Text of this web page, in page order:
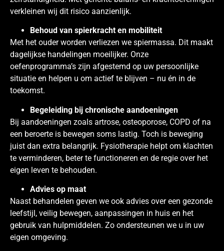
verkleinen wij dit risico aanzienlijk.
Behoud van spierkracht en mobiliteit
Met het ouder worden verliezen we spiermassa. Dit maakt
dagelijkse handelingen moeilijker. Onze
oefenprogramma’s zijn afgestemd op uw persoonlijke
situatie en helpen u om actief te blijven – nu én in de
toekomst.
Begeleiding bij chronische aandoeningen
Bij aandoeningen zoals artrose, osteoporose, COPD of na
een beroerte is bewegen soms lastig. Toch is beweging
juist dan extra belangrijk. Fysiotherapie helpt om klachten
te verminderen, beter te functioneren en de regie over het
eigen leven te behouden.
Advies op maat
Naast behandelen geven we ook advies over een gezonde
leefstijl, veilig bewegen, aanpassingen in huis en het
gebruik van hulpmiddelen. Zo ondersteunen we u in uw
eigen omgeving.